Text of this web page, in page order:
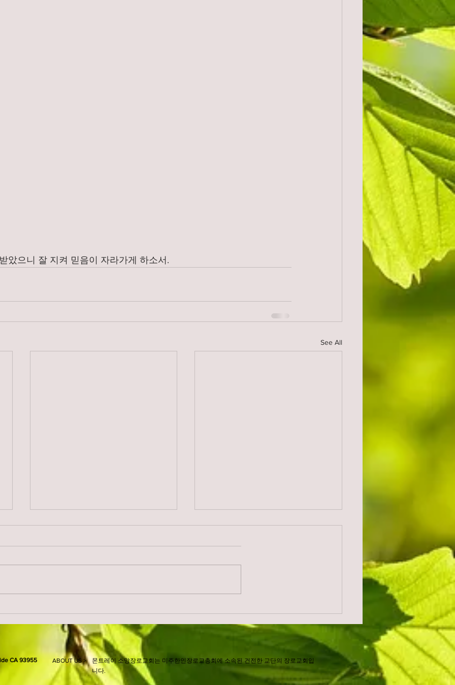
았으니 잘 지켜 믿음이 자라가게 하소서.
See All
ABOUT US >
CA 93955
몬트레이 소망장로교회는 미주한인장로교총회에 소속된 건전한 교단의 장로교회입
니다. ​